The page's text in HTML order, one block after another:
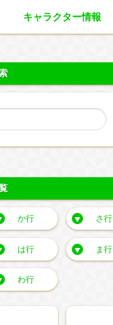
キャラクター情報
か行 さ行
は行 ま行
わ行